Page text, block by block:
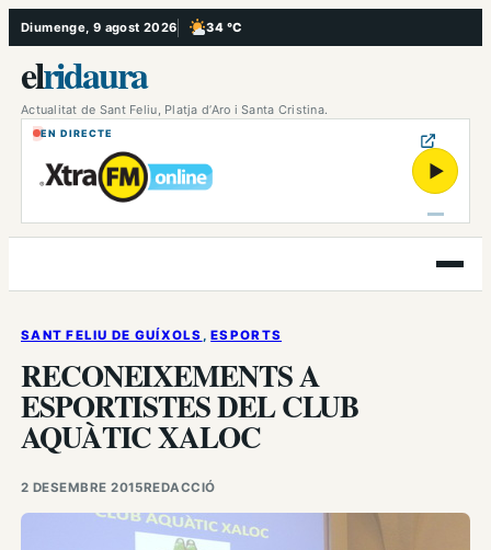
Vés
al
contingut
Diumenge, 9 agost 2026 34 °C
, Poc ennuvolat
elridaura
Actualitat de Sant Feliu, Platja d’Aro i Santa Cristina.
EN DIRECTE
▶
Obre
el
SANT FELIU DE GUÍXOLS , ESPORTS
RECONEIXEMENTS A
ESPORTISTES DEL CLUB
AQUÀTIC XALOC
2 DESEMBRE 2015REDACCIÓ